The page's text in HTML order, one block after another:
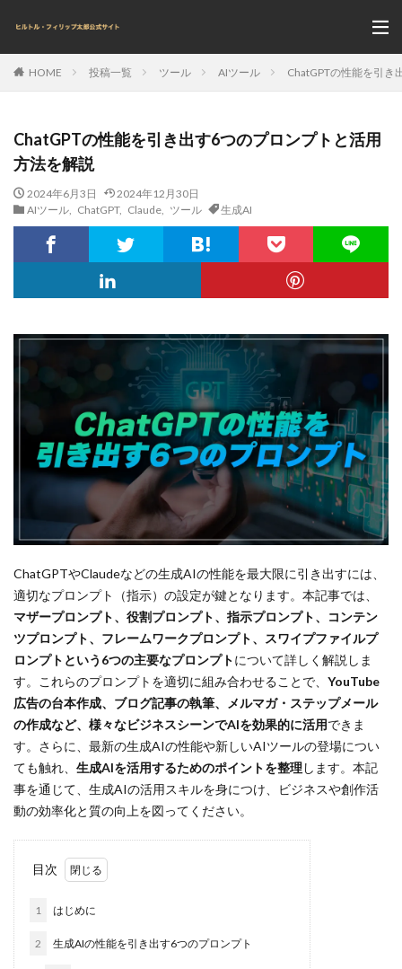
HOME 投稿一覧 ツール AIツール ChatGPTの性能を引き
ChatGPTの性能を引き出す6つのプロンプトと活用
方法を解説
2024年6月3日
2024年12月30日
AIツール, ChatGPT, Claude, ツール 生成AI
ChatGPTやClaudeなどの生成AIの性能を最大限に引き出すには、
適切なプロンプト（指示）の設定が鍵となります。本記事では、
マザープロンプト、役割プロンプト、指示プロンプト、コンテン
ツプロンプト、フレームワークプロンプト、スワイプファイルプ
ロンプトという6つの主要なプロンプトについて詳しく解説しま
す。これらのプロンプトを適切に組み合わせることで、 YouTube
広告の台本作成、ブログ記事の執筆、メルマガ・ステップメール
の作成など、様々なビジネスシーンでAIを効果的に活用できま
す。さらに、最新の生成AIの性能や新しいAIツールの登場につい
ても触れ、 生成AIを活用するためのポイントを整理します。本記
事を通じて、生成AIの活用スキルを身につけ、ビジネスや創作活
動の効率化と質の向上を図ってください。
目次
1 はじめに
2 生成AIの性能を引き出す6つのプロンプト